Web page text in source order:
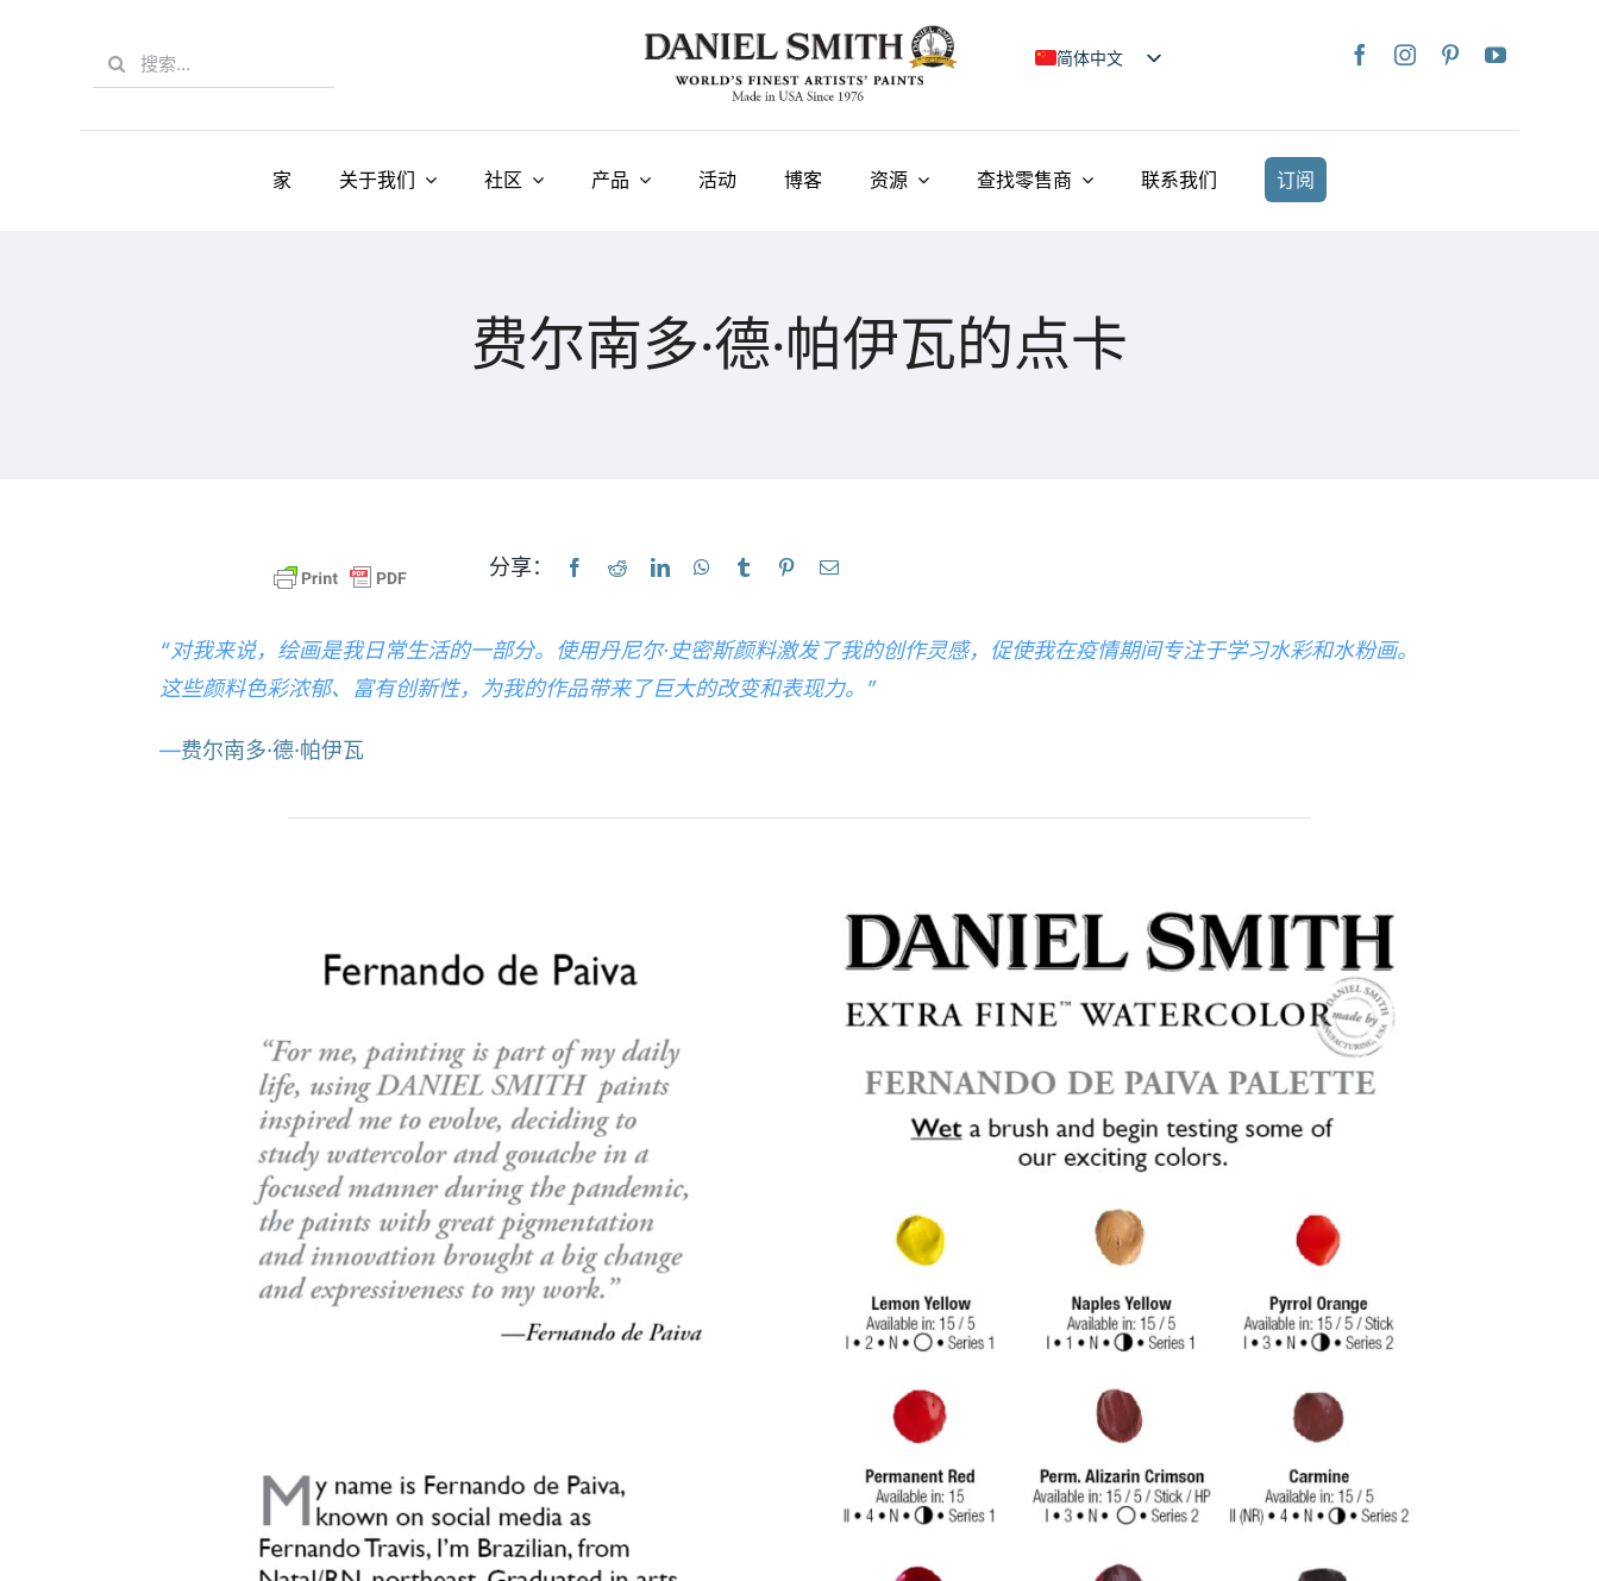
Search
for:
简体中文
日本語
Français
Nederlands
Українська
家 关于我们 社区 产品 活动 博客 资源 查找零售商 联系我们 订阅
费尔南多·德·帕伊瓦的点卡
分享：
“对我来说，绘画是我日常生活的一部分。使用丹尼尔·史密斯颜料激发了我的创作灵感，促使我在疫情期间专注于学习水彩和水粉画。
这些颜料色彩浓郁、富有创新性，为我的作品带来了巨大的改变和表现力。”
—费尔南多·德·帕伊瓦